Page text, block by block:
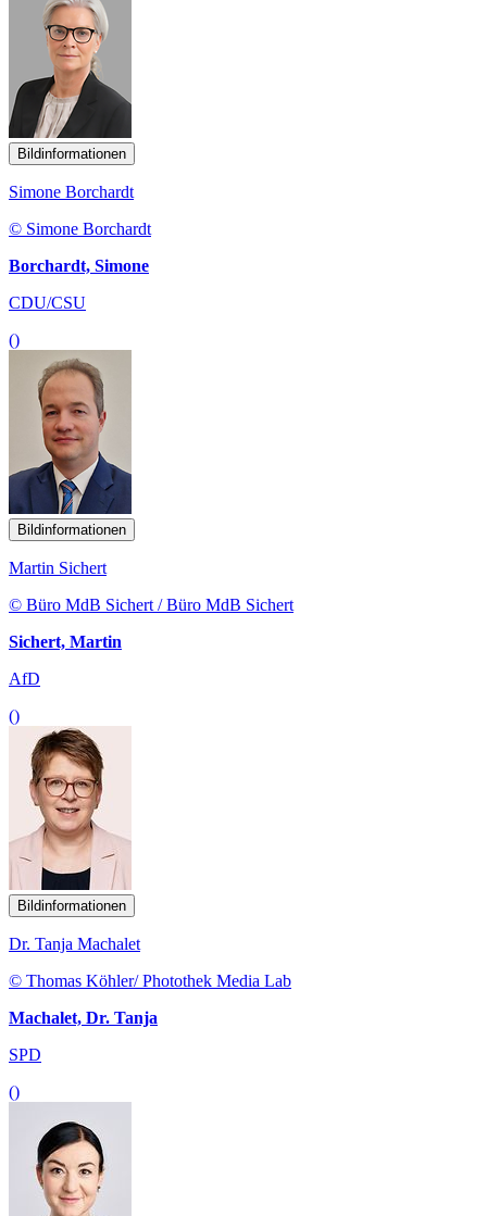
Bildinformationen
Simone Borchardt
© Simone Borchardt
Borchardt, Simone
CDU/CSU
()
Bildinformationen
Martin Sichert
© Büro MdB Sichert / Büro MdB Sichert
Sichert, Martin
AfD
()
Bildinformationen
Dr. Tanja Machalet
© Thomas Köhler/ Photothek Media Lab
Machalet, Dr. Tanja
SPD
()